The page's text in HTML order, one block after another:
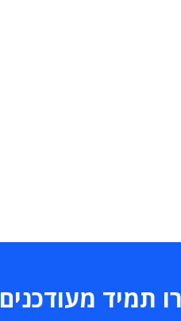
תמיד מעודכנים